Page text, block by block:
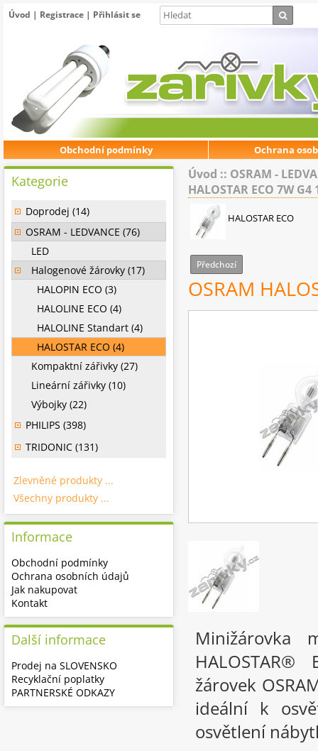
Úvod | Registrace | Přihlásit se
Obchodní podmínky Ochrana
Úvod :: OSRAM -
HALOSTAR ECO 7W G4
HALOSTAR ECO
Předchozí
OSRAM
Minižárovka
žárovek
ideální k
osvětlení
Kategorie
Doprodej (14)
OSRAM - LEDVANCE (76)
LED
Halogenové žárovky (17)
HALOPIN ECO (3)
HALOLINE ECO (4)
HALOLINE Standart (4)
HALOSTAR ECO (4)
Kompaktní zářivky (27)
Lineární zářivky (10)
Výbojky (22)
PHILIPS (398)
TRIDONIC (131)
Zlevněné produkty ...
Všechny produkty ...
Informace
Obchodní podmínky
Ochrana osobních údajů
Jak nakupovat
Kontakt
Další informace
Prodej na SLOVENSKO
Recyklační poplatky
PARTNERSKÉ ODKAZY